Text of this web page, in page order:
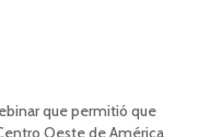
que permitió que
Oeste de América